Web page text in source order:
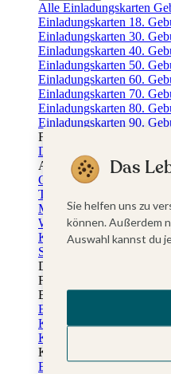
Alle Einladungskarten
Einladungskarten 18.
Einladungskarten 30.
Einladungskarten 40.
Einladungskarten 50.
Einladungskarten 60.
Einladungskarten 70.
Einladungskarten 80.
Einladungskarten 90.
Für jedes Alter
Doppelgeburtstag
Alle Geburtstagsextras
Gästebücher Geburtstag
Tischkarten Geburtstag
Menükarten Geburtstag
Weinetiketten Geburtstag
Kartenbox Geburtstag
Save the Date Karten
Dankeskarten Geburtstag
Fotobuch Geburtstag
Eventplattform
Einladungskarten
Kindergeburtstag Jungen
Kindergeburtstag Mädchen
Kindergeburtstag Unisex
Einladungskarten 1.
Das
Sie helfen uns zu
können. Außerdem
Auswahl kannst du